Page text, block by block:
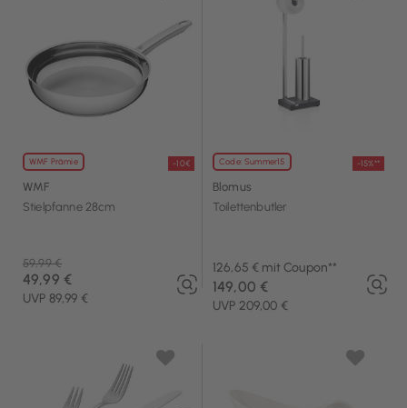
WMF Prämie -10€
WMF
Stielpfanne 28cm
49,99 €
UVP 89,99 €
Preis reduziert von
59,99 €
Code: Summer15 -15%**
Blomus
Toilettenbutler
126,65 € mit Coupon**
UVP 209,00 €
149,00 €